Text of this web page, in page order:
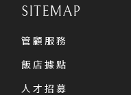
SITEMAP
管顧服務
飯店據點
人才招募